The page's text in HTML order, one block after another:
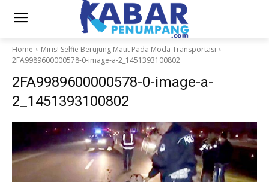
Home
Miris! Selfie Berujung Maut Pada Moda Transportasi
2FA9989600000578-0-image-a-2_1451393100802
2FA9989600000578-0-image-a-
2_1451393100802